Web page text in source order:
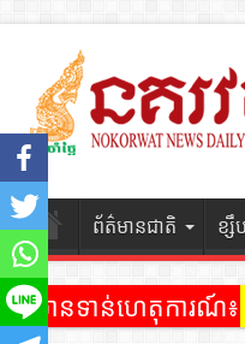
ព័ត៌មានជាតិ ខ្សឹ
ព័ត៌មានទាន់ហេតុការណ៍៖